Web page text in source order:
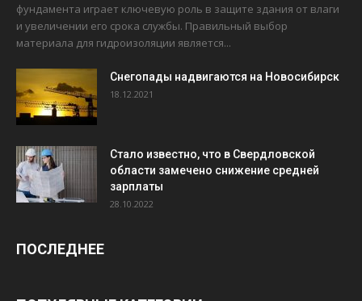
фундамента играет ключевую роль в защите здания от влаги
и увеличении его срока службы. Правильный выбор
материала для гидроизоляции является...
Снегопады надвигаются на Новосибирск
18.12.2021
Стало известно, что в Свердловской
области замечено снижение средней
зарплаты
28.10.2022
ПОСЛЕДНЕЕ